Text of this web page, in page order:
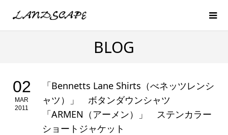
BLOG
02
MAR
2011
「Bennetts Lane Shirts（べネッツレンシ
ャツ）」 ボタンダウンシャツ
「ARMEN（アーメン）」 ステンカラー
ショートジャケット